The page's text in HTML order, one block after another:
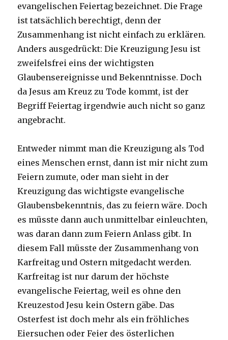
evangelischen Feiertag bezeichnet. Die Frage
ist tatsächlich berechtigt, denn der
Zusammenhang ist nicht einfach zu erklären.
Anders ausgedrückt: Die Kreuzigung Jesu ist
zweifelsfrei eins der wichtigsten
Glaubensereignisse und Bekenntnisse. Doch
da Jesus am Kreuz zu Tode kommt, ist der
Begriff Feiertag irgendwie auch nicht so ganz
angebracht.
Entweder nimmt man die Kreuzigung als Tod
eines Menschen ernst, dann ist mir nicht zum
Feiern zumute, oder man sieht in der
Kreuzigung das wichtigste evangelische
Glaubensbekenntnis, das zu feiern wäre. Doch
es müsste dann auch unmittelbar einleuchten,
was daran dann zum Feiern Anlass gibt. In
diesem Fall müsste der Zusammenhang von
Karfreitag und Ostern mitgedacht werden.
Karfreitag ist nur darum der höchste
evangelische Feiertag, weil es ohne den
Kreuzestod Jesu kein Ostern gäbe. Das
Osterfest ist doch mehr als ein fröhliches
Eiersuchen oder Feier des österlichen